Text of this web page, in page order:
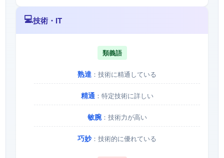
💻技術・IT
類義語
熟達 ：技術に精通している
精通：特定技術に詳しい
敏腕：技術力が高い
巧妙：技術的に優れている